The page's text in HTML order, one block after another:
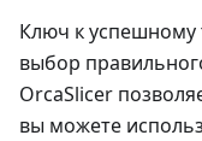
Ключ к
выбор
OrcaSlicer
вы можете